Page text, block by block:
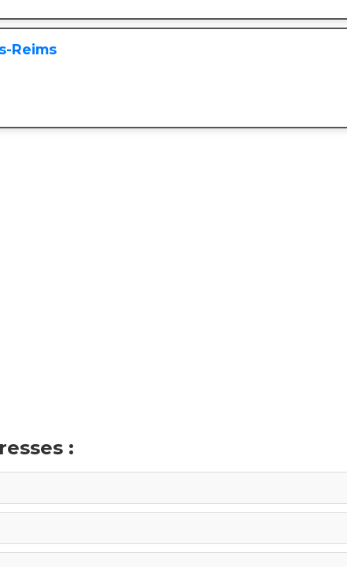
Reims
: